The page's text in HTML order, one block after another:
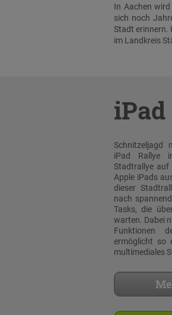
In Aachen
sich noch
Stadt erinnern.
im Landkreis
iPad
Schnitzeljagd
iPad Rallye
Stadtrallye auf
Apple iPads
dieser
nach
Tasks, die
warten. Dabei
Funktionen
ermöglicht so
multimediales